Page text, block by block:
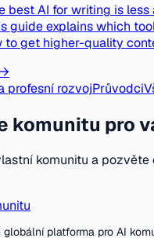
best AI for writing is
guide explains which
to get higher-quality
rozvojPrůvodci
komunitu pro
komunitu a pozvěte
globální platforma pro AI